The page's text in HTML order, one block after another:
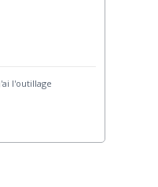
l'outillage